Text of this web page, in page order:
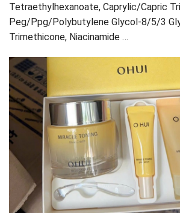
Tetraethylhexanoate, Caprylic/Capric
Peg/Ppg/Polybutylene Glycol-8/5/3
Trimethicone, Niacinamide …